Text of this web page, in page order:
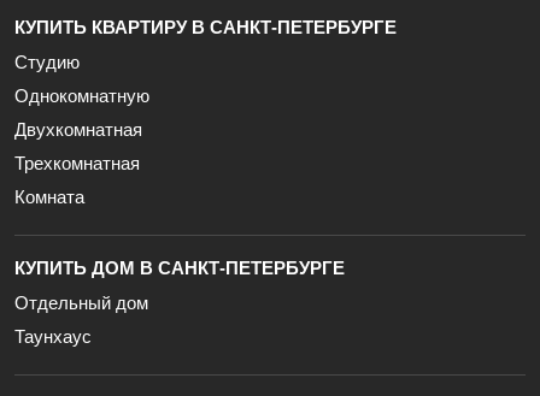
КУПИТЬ КВАРТИРУ В САНКТ-ПЕТЕРБУРГЕ
Студию
Однокомнатную
Двухкомнатная
Трехкомнатная
Комната
КУПИТЬ ДОМ В САНКТ-ПЕТЕРБУРГЕ
Отдельный дом
Таунхаус